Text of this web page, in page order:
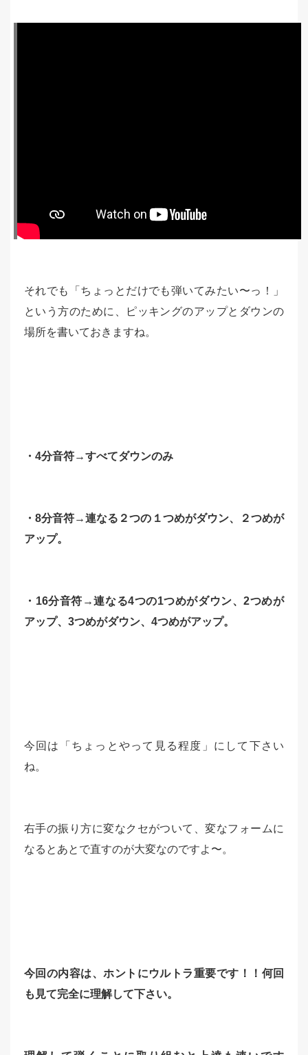
それでも「ちょっとだけでも弾いてみたい〜っ！」
という方のために、ピッキングのアップとダウンの
場所を書いておきますね。
・4分音符→すべてダウンのみ
・8分音符→連なる２つの１つめがダウン、２つめが
アップ。
・16分音符→連なる4つの1つめがダウン、2つめが
アップ、3つめがダウン、4つめがアップ。
今回は「ちょっとやって見る程度」にして下さい
ね。
右手の振り方に変なクセがついて、変なフォームに
なるとあとで直すのが大変なのですよ〜。
今回の内容は、ホントにウルトラ重要です！！何回
も見て完全に理解して下さい。